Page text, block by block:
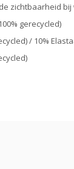
zichtbaarheid bij
gerecycled)
/ 10%